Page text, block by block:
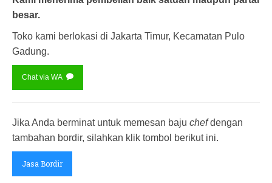
besar.
Toko kami berlokasi di Jakarta Timur, Kecamatan Pulo
Gadung.
Chat via WA
Jika Anda berminat untuk memesan baju chefdengan
tambahan bordir, silahkan klik tombol berikut ini.
Jasa Bordir